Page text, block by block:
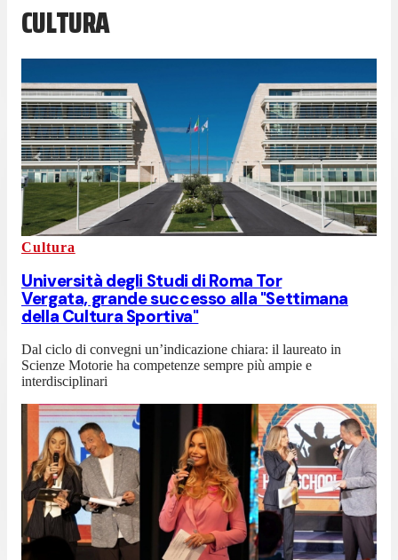
CULTURA
Cultura
Università degli Studi di Roma Tor
Vergata, grande successo alla "Settimana
della Cultura Sportiva"
Dal ciclo di convegni un’indicazione chiara: il laureato in
Scienze Motorie ha competenze sempre più ampie e
interdisciplinari